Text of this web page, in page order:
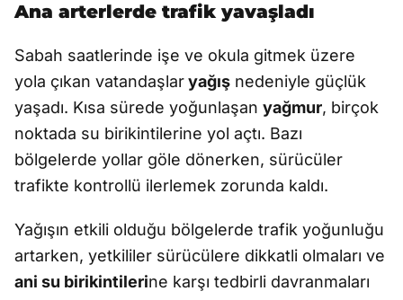
Ana arterlerde trafik yavaşladı
Sabah saatlerinde işe ve okula gitmek üzere
yola çıkan vatandaşlaryağış nedeniyle güçlük
yaşadı. Kısa sürede yoğunlaşan yağmur, birçok
noktada su birikintilerine yol açtı. Bazı
bölgelerde yollar göle dönerken, sürücüler
trafikte kontrollü ilerlemek zorunda kaldı.
Yağışın etkili olduğu bölgelerde trafik yoğunluğu
artarken, yetkililer sürücülere dikkatli olmaları ve
ani su birikintilerine karşı tedbirli davranmaları